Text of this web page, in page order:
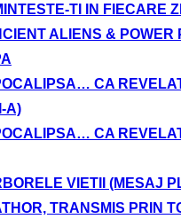
TI IN FIECARE
ALIENS & POWER
CA
A)
CA
VIETII (MESAJ
TRANSMIS PRIN